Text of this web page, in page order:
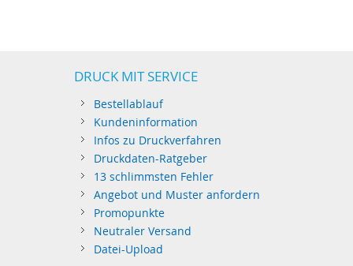
DRUCK MIT SERVICE
Bestellablauf
Kundeninformation
Infos zu Druckverfahren
Druckdaten-Ratgeber
13 schlimmsten Fehler
Angebot und Muster anfordern
Promopunkte
Neutraler Versand
Datei-Upload